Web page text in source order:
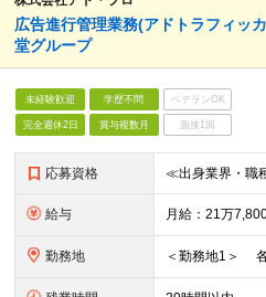
広告進行管理業務(アドトラフィッ
堂グループ
未経験歓迎 学歴不問 ベテランOK
完全週休2日 賞与複数月 面接1回
応募資格
給与
勤務地